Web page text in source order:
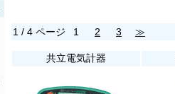
1 / 4 ページ
1 2 3 ≫
共立電気計器